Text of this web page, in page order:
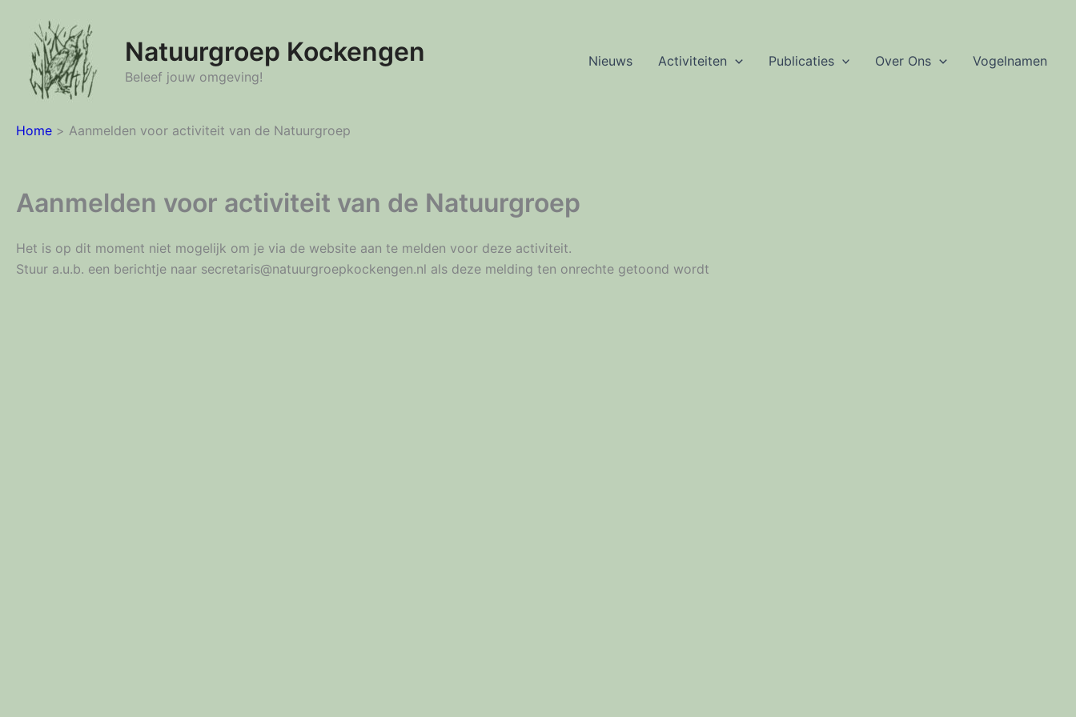
inhoud
Natuurgroep Kockengen
Beleef jouw omgeving!
Nieuws Activiteiten Publicaties Over Ons Vogelnamen
Home Aanmelden voor activiteit van de Natuurgroep
Aanmelden voor activiteit van de Natuurgroep
Het is op dit moment niet mogelijk om je via de website aan te melden voor deze activiteit.
Stuur a.u.b. een berichtje naar secretaris@natuurgroepkockengen.nl als deze melding ten onrechte getoond wordt